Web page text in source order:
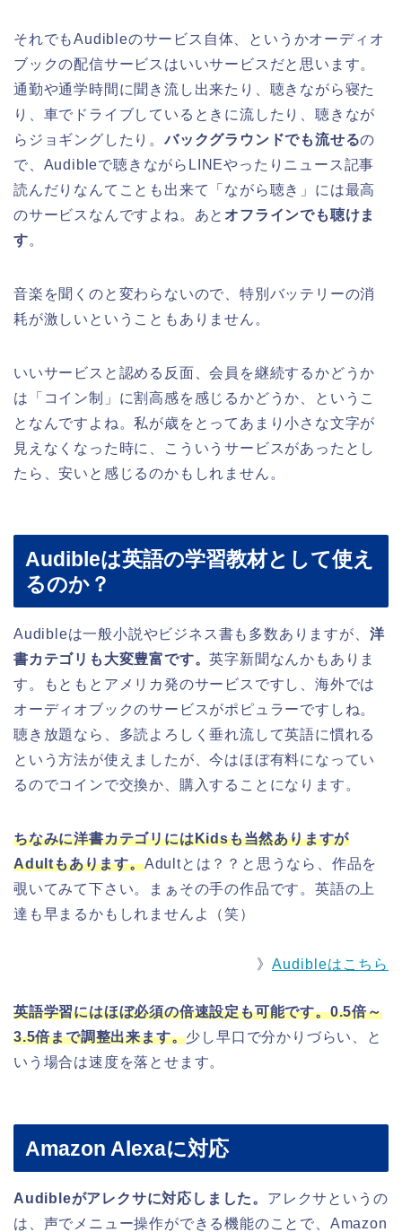
それでもAudibleのサービス自体、というかオーディオ
ブックの配信サービスはいいサービスだと思います。
通勤や通学時間に聞き流し出来たり、聴きながら寝た
り、車でドライブしているときに流したり、聴きなが
らジョギングしたり。バックグラウンドでも流せるの
で、Audibleで聴きながらLINEやったりニュース記事
読んだりなんてことも出来て「ながら聴き」には最高
のサービスなんですよね。あと オフラインでも聴けま
す。
音楽を聞くのと変わらないので、特別バッテリーの消
耗が激しいということもありません。
いいサービスと認める反面、会員を継続するかどうか
は「コイン制」に割高感を感じるかどうか、というこ
となんですよね。私が歳をとってあまり小さな文字が
見えなくなった時に、こういうサービスがあったとし
たら、安いと感じるのかもしれません。
Audibleは英語の学習教材として使え
るのか？
Audibleは一般小説やビジネス書も多数ありますが、 洋
書カテゴリも大変豊富です。英字新聞なんかもありま
す。もともとアメリカ発のサービスですし、海外では
オーディオブックのサービスがポピュラーですしね。
聴き放題なら、多読よろしく垂れ流して英語に慣れる
という方法が使えましたが、今はほぼ有料になってい
るのでコインで交換か、購入することになります。
ちなみに洋書カテゴリにはKidsも当然ありますが
Adultもあります。Adultとは？？と思うなら、作品を
覗いてみて下さい。まぁその手の作品です。英語の上
達も早まるかもしれませんよ（笑）
》 Audibleはこちら
英語学習にはほぼ必須の倍速設定も可能です。0.5倍～
3.5倍まで調整出来ます。少し早口で分かりづらい、と
いう場合は速度を落とせます。
Amazon Alexaに対応
Audibleがアレクサに対応しました。 アレクサというの
は、声でメニュー操作ができる機能のことで、Amazon